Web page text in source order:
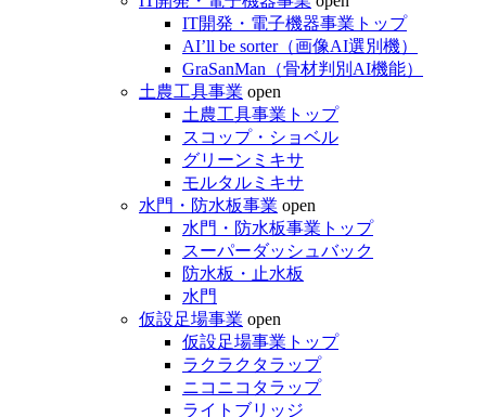
IT開発・電子機器事業トップ
AI’ll be sorter（画像AI選別機）
GraSanMan（骨材判別AI機能）
土農工具事業 open
土農工具事業トップ
スコップ・ショベル
グリーンミキサ
モルタルミキサ
水門・防水板事業 open
水門・防水板事業トップ
スーパーダッシュバック
防水板・止水板
水門
仮設足場事業 open
仮設足場事業トップ
ラクラクタラップ
ニコニコタラップ
ライトブリッジ